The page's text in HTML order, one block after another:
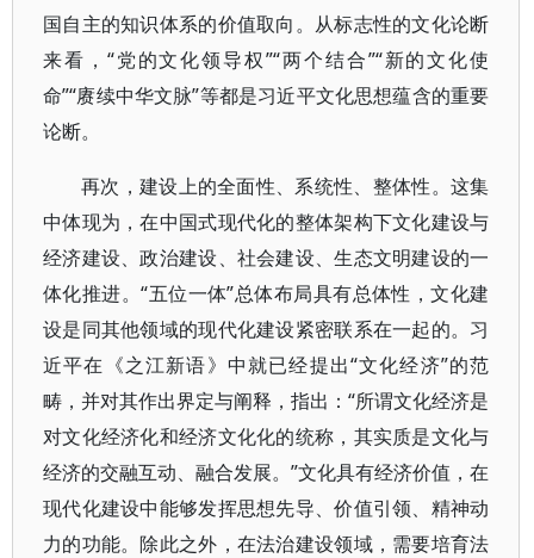
国自主的知识体系的价值取向。从标志性的文化论断
来看，“党的文化领导权”“两个结合”“新的文化使
命”“赓续中华文脉”等都是习近平文化思想蕴含的重要
论断。
再次，建设上的全面性、系统性、整体性。这集
中体现为，在中国式现代化的整体架构下文化建设与
经济建设、政治建设、社会建设、生态文明建设的一
体化推进。“五位一体”总体布局具有总体性，文化建
设是同其他领域的现代化建设紧密联系在一起的。习
近平在《之江新语》中就已经提出“文化经济”的范
畴，并对其作出界定与阐释，指出：“所谓文化经济是
对文化经济化和经济文化化的统称，其实质是文化与
经济的交融互动、融合发展。”文化具有经济价值，在
现代化建设中能够发挥思想先导、价值引领、精神动
力的功能。除此之外，在法治建设领域，需要培育法